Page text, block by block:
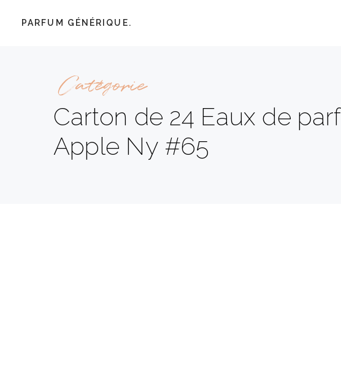
PARFUM GÉNÉRIQUE.
Catégorie
Carton de 24 Eaux de
Apple Ny #65